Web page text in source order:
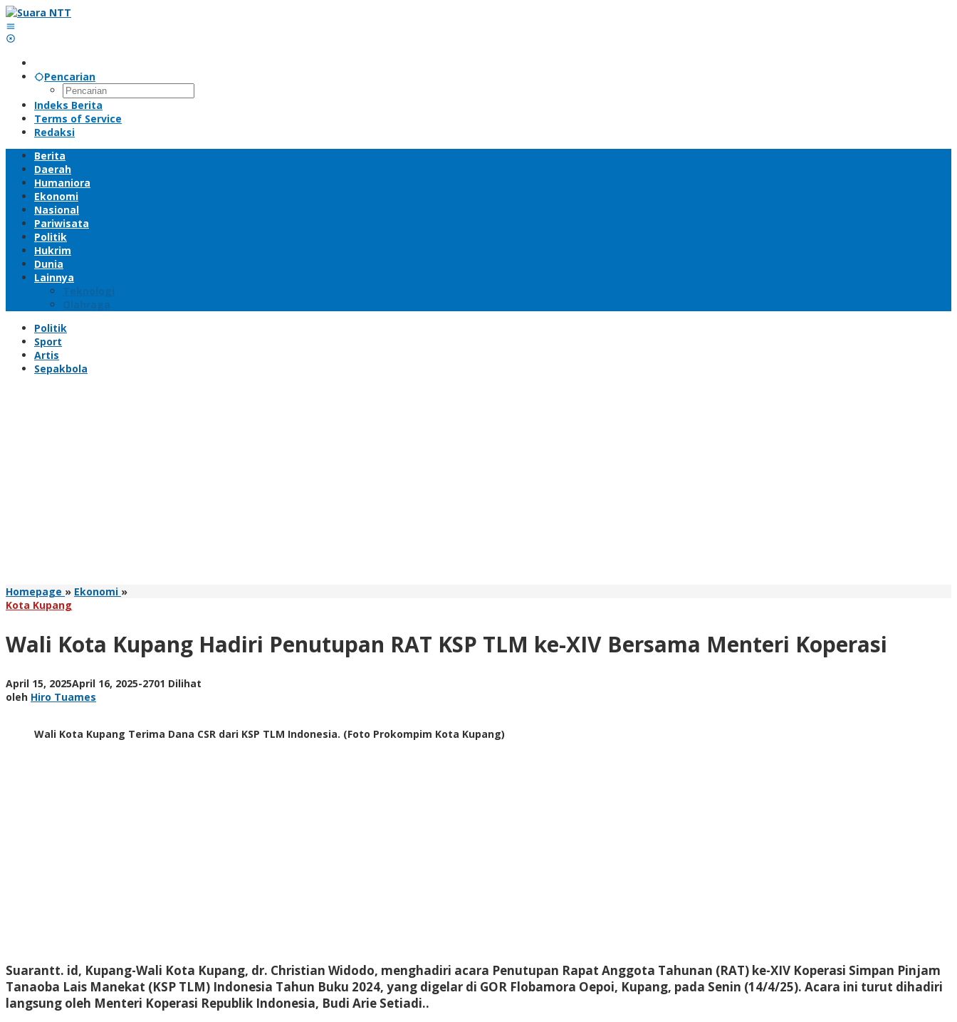
Lewati
ke
konten
Pencarian
Indeks Berita
Terms of Service
Redaksi
Berita
Daerah
Humaniora
Ekonomi
Nasional
Pariwisata
Politik
Hukrim
Dunia
Lainnya
Teknologi
Olahraga
Politik
Sport
Artis
Sepakbola
Homepage » Ekonomi »Wali
Penutupan
RAT
TLM
Menteri
Kota Kupang
Wali Kota Kupang Hadiri Penutupan RAT KSP TLM ke-XIV Bersama Menteri Koperasi
April 15, 2025April 16, 2025oleh
-2701 Dilihat
oleh Hiro Tuames
Wali Kota Kupang Terima Dana CSR dari KSP TLM Indonesia. (Foto Prokompim Kota Kupang)
Suarantt. id, Kupang-Wali Kota Kupang, dr. Christian Widodo, menghadiri acara Penutupan Rapat Anggota Tahunan (RAT) ke-XIV Koperasi Simpan Pinjam
Tanaoba Lais Manekat (KSP TLM) Indonesia Tahun Buku 2024, yang digelar di GOR Flobamora Oepoi, Kupang, pada Senin (14/4/25). Acara ini turut dihadiri
langsung oleh Menteri Koperasi Republik Indonesia, Budi Arie Setiadi..